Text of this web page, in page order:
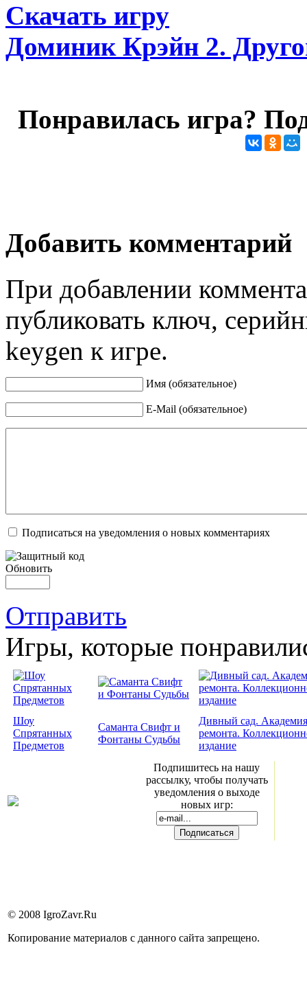
Скачать игру
Доминик Крэйн 2.
Понравилась игра?
Добавить комментарий
При добавлении
публиковать ключ,
keygen к игре.
Имя (обязательное)
E-Mail (обязательное)
Подписаться на уведомления о новых комментариях
Обновить
Отправить
Игры, которые
Шоу
Спрятанных
Предметов
Саманта Свифт и
Фонтаны Судьбы
Дивный сад. Академия
ремонта.
издание
Подпишитесь на нашу
рассылку, чтобы получать
уведомления о выходе
новых игр:
© 2008 IgroZavr.Ru
Копирование материалов с данного сайта запрещено.